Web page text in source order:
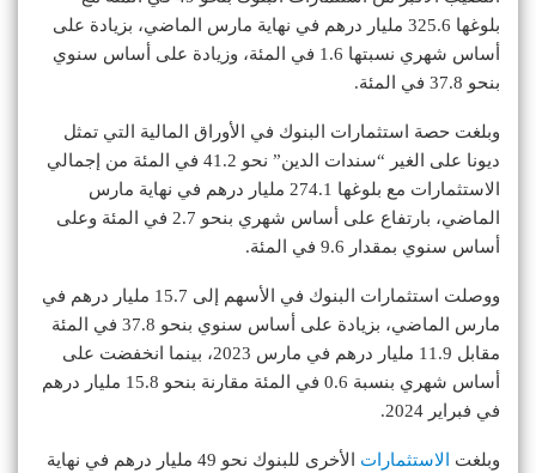
بلوغها 325.6 مليار درهم في نهاية مارس الماضي، بزيادة على
أساس شهري نسبتها 1.6 في المئة، وزيادة على أساس سنوي
بنحو 37.8 في المئة.
وبلغت حصة استثمارات البنوك في الأوراق المالية التي تمثل
ديونا على الغير “سندات الدين” نحو 41.2 في المئة من إجمالي
الاستثمارات مع بلوغها 274.1 مليار درهم في نهاية مارس
الماضي، بارتفاع على أساس شهري بنحو 2.7 في المئة وعلى
أساس سنوي بمقدار 9.6 في المئة.
ووصلت استثمارات البنوك في الأسهم إلى 15.7 مليار درهم في
مارس الماضي، بزيادة على أساس سنوي بنحو 37.8 في المئة
مقابل 11.9 مليار درهم في مارس 2023، بينما انخفضت على
أساس شهري بنسبة 0.6 في المئة مقارنة بنحو 15.8 مليار درهم
في فبراير 2024.
وبلغت الاستثمارات
الأخرى للبنوك نحو 49 مليار درهم في نهاية